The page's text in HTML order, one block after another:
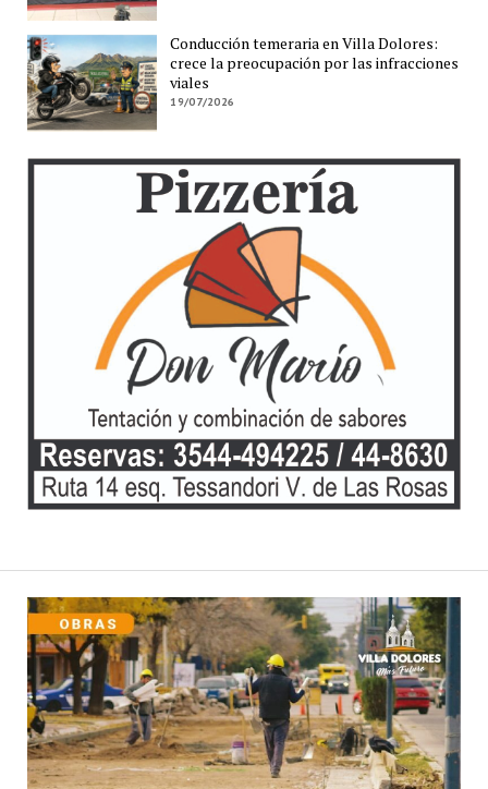
Conducción temeraria en Villa Dolores:
crece la preocupación por las infracciones
viales
19/07/2026